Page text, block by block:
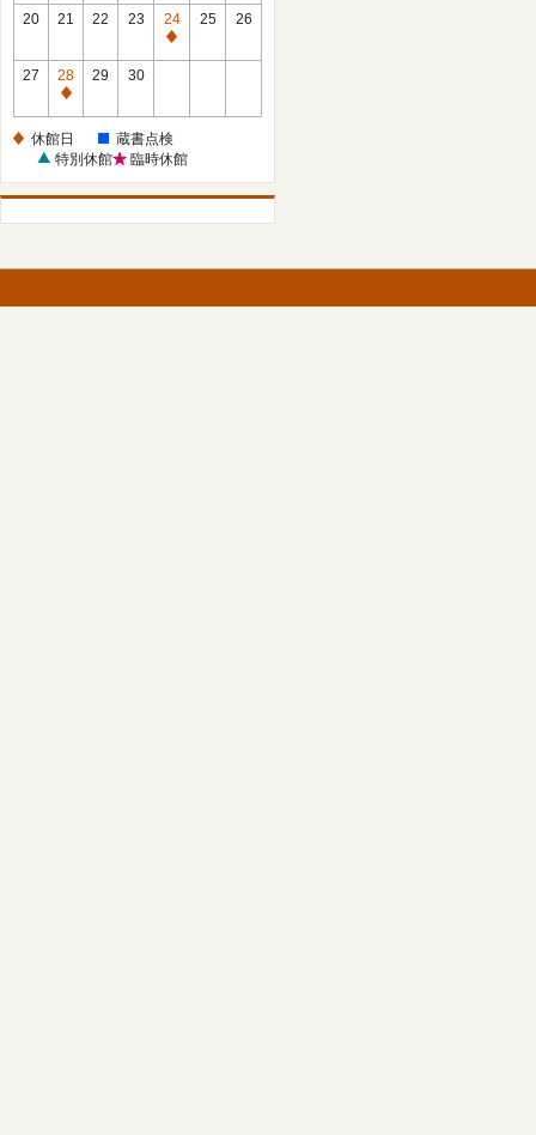
館
館
20 21 22 23
24
休
25 26
27
28
休
日
29 30
休館日
蔵書点検
特別休館
臨時休館